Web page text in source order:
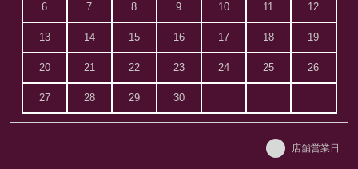
6 7 8 9 10 11 12
13 14 15 16 17 18 19
20 21 22 23 24 25 26
27 28 29 30
店舗営業日